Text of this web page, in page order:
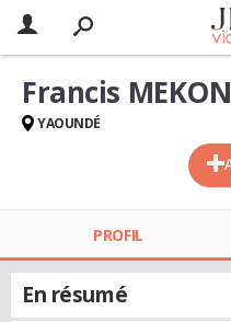
Francis
YAOUNDÉ
PROFIL
En résumé